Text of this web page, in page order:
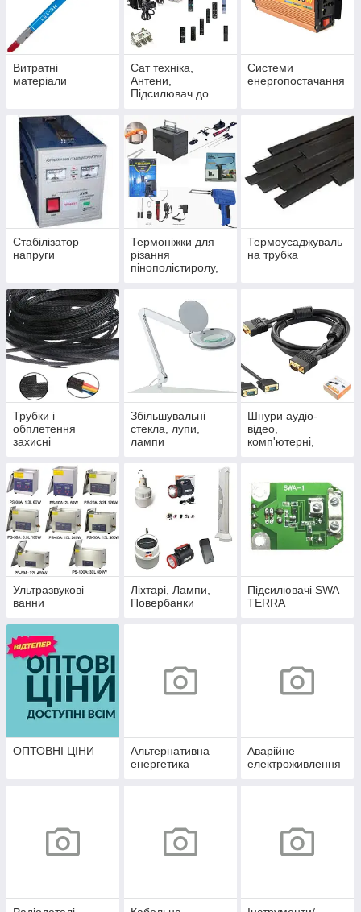
Витратні
матеріали
Сат техніка,
Антени,
Підсилювач до
Трансформатори,
Пульти
Системи
енергопостачання
Стабілізатор
напруги
Термоніжки для
різання
пінополістиролу,
Термоусаджуваль
на трубка
Трубки і
обплетення
захисні
Збільшувальні
стекла, лупи,
лампи
Шнури аудіо-
відео,
комп'ютерні,
Ультразвукові
ванни
Ліхтарі, Лампи,
Повербанки
Підсилювачі SWA
TERRA
ОПТОВНІ ЦІНИ
Альтернативна
енергетика
Аварійне
електроживлення